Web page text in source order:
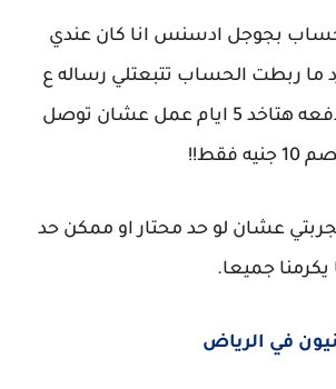
بجوجل ادسنس انا كان عندي
ما ربطت الحساب تتبعتلي رساله ع
الميل يوم 8 ان الدفعه هتاخد 5 ايام عمل عشان توصل
فقط!!
عشان لو حد محتار او ممكن حد
يكرمنا جميعا.
في الرياض